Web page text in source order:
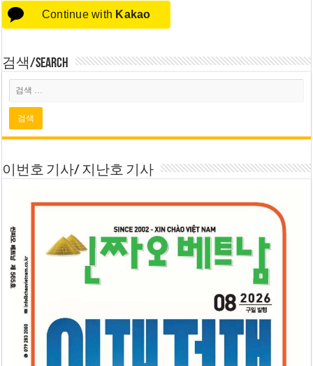
Continue with Kakao
검색/Search
이번호 기사/ 지난호 기사